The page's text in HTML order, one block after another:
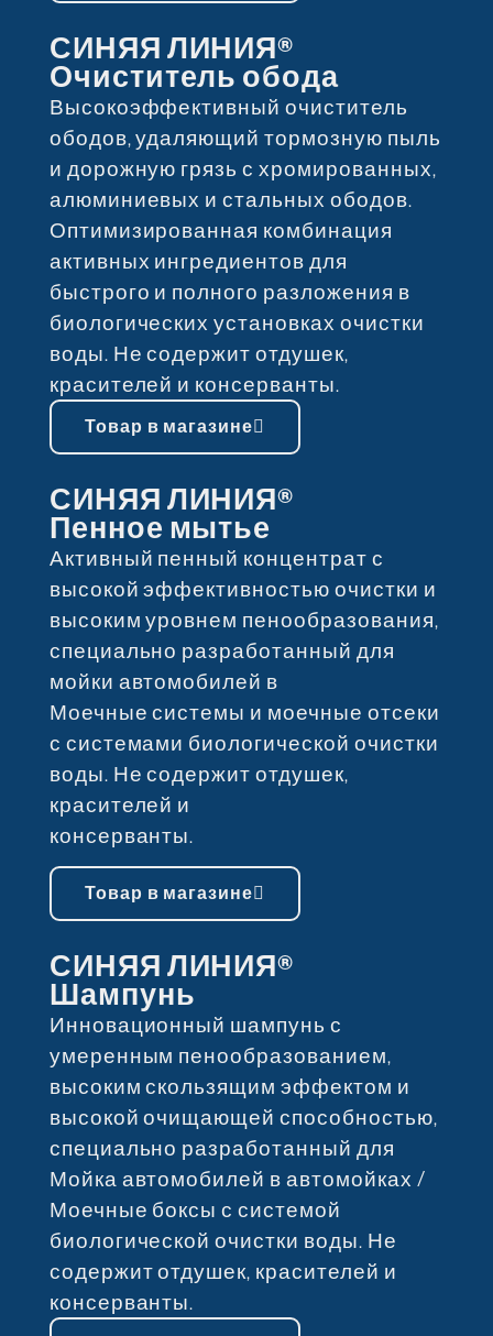
СИНЯЯ ЛИНИЯ®
Очиститель обода
Высокоэффективный очиститель
ободов, удаляющий тормозную пыль
и дорожную грязь с хромированных,
алюминиевых и стальных ободов.
Оптимизированная комбинация
активных ингредиентов для
быстрого и полного разложения в
биологических установках очистки
воды. Не содержит отдушек,
красителей и консерванты.
Товар в магазине
СИНЯЯ ЛИНИЯ®
Пенное мытье
Активный пенный концентрат с
высокой эффективностью очистки и
высоким уровнем пенообразования,
специально разработанный для
мойки автомобилей в
Моечные системы и моечные отсеки
с системами биологической очистки
воды. Не содержит отдушек,
красителей и
консерванты.
Товар в магазине
СИНЯЯ ЛИНИЯ®
Шампунь
Инновационный шампунь с
умеренным пенообразованием,
высоким скользящим эффектом и
высокой очищающей способностью,
специально разработанный для
Мойка автомобилей в автомойках /
Моечные боксы с системой
биологической очистки воды. Не
содержит отдушек, красителей и
консерванты.